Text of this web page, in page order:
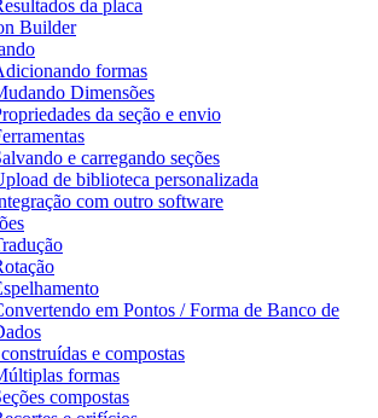
da placa
Builder
formas
Dimensões
da seção e envio
e carregando seções
de biblioteca personalizada
com outro software
em Pontos / Forma de Banco de
e compostas
formas
compostas